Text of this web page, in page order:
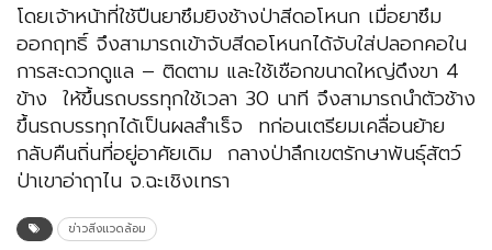
โดยเจ้าหน้าที่ใช้ปืนยาซึมยิงช้างป่าสีดอโหนก เมื่อยาซึม
ออกฤทธิ์ จึงสามารถเข้าจับสีดอโหนกได้จับใส่ปลอกคอใน
การสะดวกดูแล – ติดตาม และใช้เชือกขนาดใหญ่ดึงขา 4
ข้าง ให้ขึ้นรถบรรทุกใช้เวลา 30 นาที จึงสามารถนำตัวช้าง
ขึ้นรถบรรทุกได้เป็นผลสำเร็จ ทก่อนเตรียมเคลื่อนย้าย
กลับคืนถิ่นที่อยู่อาศัยเดิม กลางป่าลึกเขตรักษาพันธุ์สัตว์
ป่าเขาอ่าฤาไน จ.ฉะเชิงเทรา
ข่าวสิ่งแวดล้อม